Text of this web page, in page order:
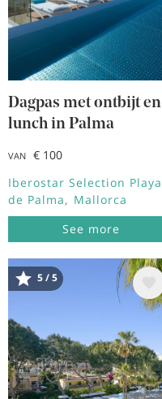
Dagpas met ontbijt en
lunch in Palma
VAN
€ 100
Iberostar Selection Playa
de Palma
Mallorca
See more
Afbeelding
5 / 5